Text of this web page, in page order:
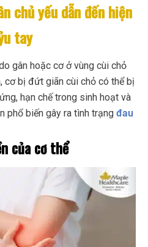
chủ yếu dẫn đến hiện
tay
gân hoặc cơ ở vùng cùi chỏ
cơ bị đứt giãn cùi chỏ có thể bị
hạn chế trong sinh hoạt và
phổ biến gây ra tình trạng đau
của cơ thể